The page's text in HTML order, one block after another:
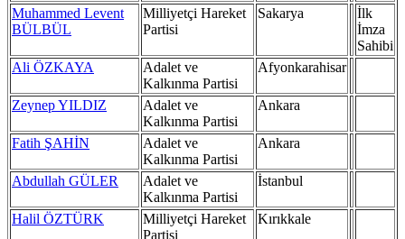
Muhammed Levent
BÜLBÜL
Milliyetçi Hareket
Partisi
Sakarya
İlk
İmza
Sahibi
Ali ÖZKAYA
Adalet ve
Kalkınma Partisi
Afyonkarahisar
Zeynep YILDIZ
Adalet ve
Kalkınma Partisi
Ankara
Fatih ŞAHİN
Adalet ve
Kalkınma Partisi
Ankara
Abdullah GÜLER
Adalet ve
Kalkınma Partisi
İstanbul
Halil ÖZTÜRK
Milliyetçi Hareket
Partisi
Kırıkkale